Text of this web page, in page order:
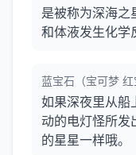
是被称为深海之
和体液发生化学
蓝宝石（宝可梦 红
如果深夜里从船
动的电灯怪所发
的星星一样哦。